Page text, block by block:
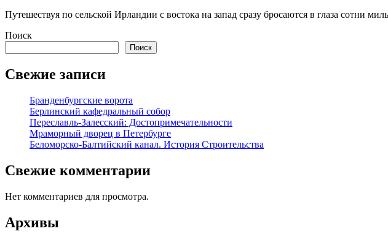
Путешествуя по сельской Ирландии с востока на запад сразу бросаются в глаза
Поиск
Поиск
Свежие записи
Бранденбургские ворота
Берлинский кафедральный собор
Переславль-Залесский: Достопримечательности
Мраморный дворец в Петербурге
Беломорско-Балтийский канал. История Строительства
Свежие комментарии
Нет комментариев для просмотра.
Архивы